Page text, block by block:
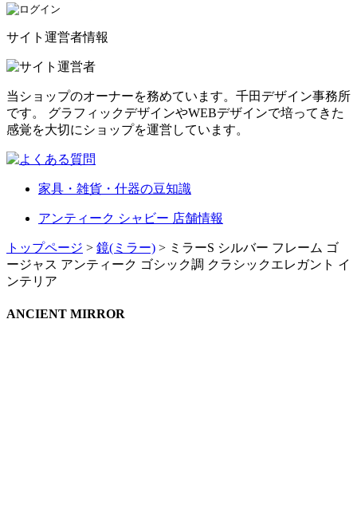
サイト運営者情報
当ショップのオーナーを務めています。千田デザイン事務所
です。 グラフィックデザインやWEBデザインで培ってきた
感覚を大切にショップを運営しています。
家具・雑貨・什器の豆知識
アンティーク シャビー 店舗情報
トップページ > 鏡(ミラー) > ミラーS シルバー フレーム ゴ
ージャス アンティーク ゴシック調 クラシックエレガント イ
ンテリア
ANCIENT MIRROR